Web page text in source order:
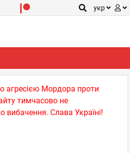
укр
агресією Мордора проти
тимчасово не
вибачення. Слава Україні!